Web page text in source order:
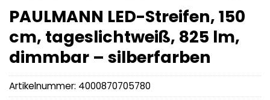
PAULMANN LED-Streifen, 150
cm, tageslichtweiß, 825 lm,
dimmbar – silberfarben
Artikelnummer: 4000870705780